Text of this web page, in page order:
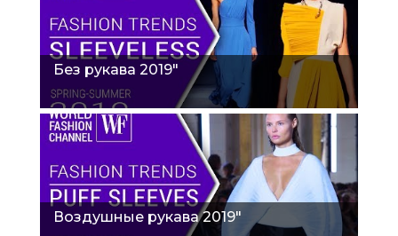
Без рукава 2019"
Воздушные рукава 2019"